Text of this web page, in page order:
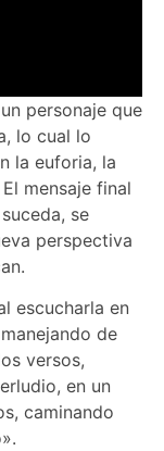
personaje que
lo cual lo
la euforia, la
mensaje final
se
perspectiva
escucharla en
de
versos,
en un
caminando